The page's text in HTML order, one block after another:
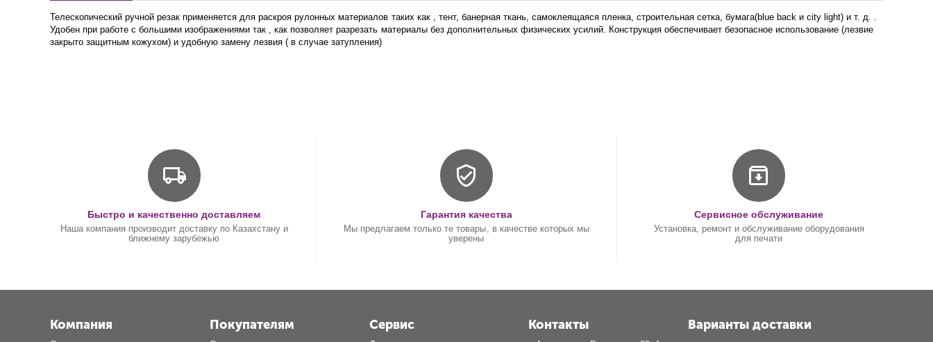
Телескопический ручной резак применяется для раскроя рулонных материалов таких как , тент, банерная ткань, самоклеящаяся пленка, строительная сетка, бумага(blue back и city light) и т. д. .
Удобен при работе с большими изображениями так , как позволяет разрезать материалы без дополнительных физических усилий. Конструкция обеспечивает безопасное использование (лезвие
закрыто защитным кожухом) и удобную замену лезвия ( в случае затупления)
Быстро и качественно доставляем
Наша компания производит доставку по Казахстану и
ближнему зарубежью
Гарантия качества
Мы предлагаем только те товары, в качестве которых мы
уверены
Сервисное обслуживание
Установка, ремонт и обслуживание оборудования
для печати
Компания Покупателям Сервис Контакты Варианты доставки